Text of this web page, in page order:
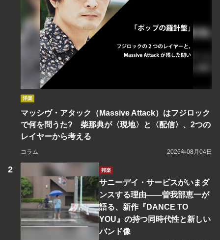
洋楽
マッシヴ・アタック（Massive Attack）はフジロック
で何を問うた? 柴那典が〈現地〉と〈配信〉、2つの
レイヤーから考える
コラム 2026年08月04日
邦楽
サニーデイ・サービスがいまダ
ンスする理由――曽我部恵一が
語る、新作『DANCE TO
YOU』の持つ同時代性と新しい
バンド像